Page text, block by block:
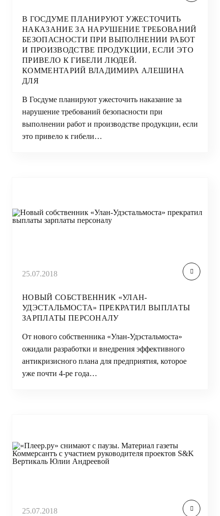
В ГОСДУМЕ ПЛАНИРУЮТ УЖЕСТОЧИТЬ
НАКАЗАНИЕ ЗА НАРУШЕНИЕ ТРЕБОВАНИЙ
БЕЗОПАСНОСТИ ПРИ ВЫПОЛНЕНИИ РАБОТ
И ПРОИЗВОДСТВЕ ПРОДУКЦИИ, ЕСЛИ ЭТО
ПРИВЕЛО К ГИБЕЛИ ЛЮДЕЙ.
КОММЕНТАРИЙ ВЛАДИМИРА АЛЕШИНА
ДЛЯ
В Госдуме планируют ужесточить наказание за
нарушение требований безопасности при
выполнении работ и производстве продукции, если
это привело к гибели…
25.07.2018
НОВЫЙ СОБСТВЕННИК «УЛАН-
УДЭСТАЛЬМОСТА» ПРЕКРАТИЛ ВЫПЛАТЫ
ЗАРПЛАТЫ ПЕРСОНАЛУ
От нового собственника «Улан-Удэстальмоста»
ожидали разработки и внедрения эффективного
антикризисного плана для предприятия, которое
уже почти 4-ре года…
25.07.2018